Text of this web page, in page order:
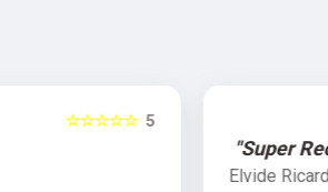
"Super Recomendo!!!"